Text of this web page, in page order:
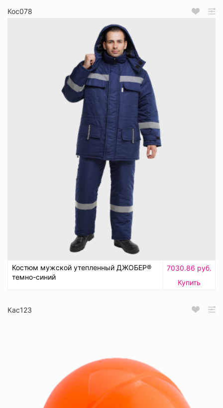
Кос078
Костюм мужской утепленный ДЖОБЕР®
темно-синий
7030.86 руб.
Купить
Кас123